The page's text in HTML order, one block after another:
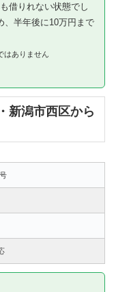
借りれない状態でし
、半年後に10万円まで
はありません
新潟市西区から